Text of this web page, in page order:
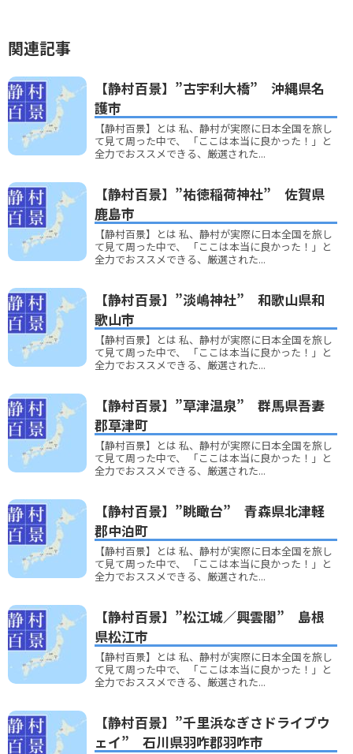
関連記事
【静村百景】”古宇利大橋” 沖縄県名
護市
【静村百景】とは 私、静村が実際に日本全国を旅し
て見て周った中で、 「ここは本当に良かった！」と
全力でおススメできる、厳選された...
【静村百景】”祐徳稲荷神社” 佐賀県
鹿島市
【静村百景】とは 私、静村が実際に日本全国を旅し
て見て周った中で、 「ここは本当に良かった！」と
全力でおススメできる、厳選された...
【静村百景】”淡嶋神社” 和歌山県和
歌山市
【静村百景】とは 私、静村が実際に日本全国を旅し
て見て周った中で、 「ここは本当に良かった！」と
全力でおススメできる、厳選された...
【静村百景】”草津温泉” 群馬県吾妻
郡草津町
【静村百景】とは 私、静村が実際に日本全国を旅し
て見て周った中で、 「ここは本当に良かった！」と
全力でおススメできる、厳選された...
【静村百景】”眺瞰台” 青森県北津軽
郡中泊町
【静村百景】とは 私、静村が実際に日本全国を旅し
て見て周った中で、 「ここは本当に良かった！」と
全力でおススメできる、厳選された...
【静村百景】”松江城／興雲閣” 島根
県松江市
【静村百景】とは 私、静村が実際に日本全国を旅し
て見て周った中で、 「ここは本当に良かった！」と
全力でおススメできる、厳選された...
【静村百景】”千里浜なぎさドライブウ
ェイ” 石川県羽咋郡羽咋市